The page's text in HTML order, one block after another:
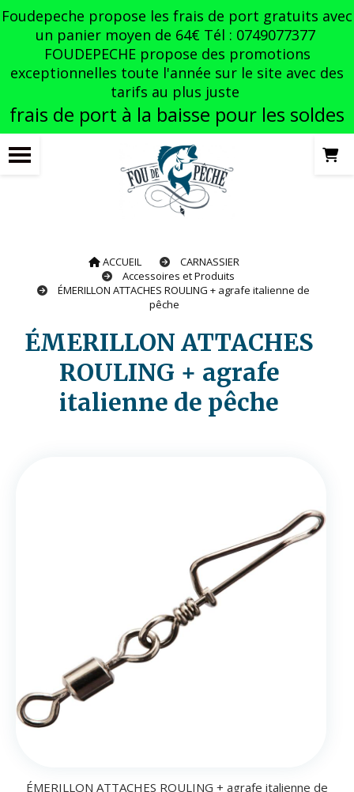
Foudepeche propose les frais de port gratuits avec
un panier moyen de 64€ Tél : 0749077377
FOUDEPECHE propose des promotions
exceptionnelles toute l'année sur le site avec des
tarifs au plus juste
frais de port à la baisse pour les soldes
ACCUEIL
CARNASSIER
Accessoires et Produits
ÉMERILLON ATTACHES ROULING + agrafe italienne de
pêche
ÉMERILLON ATTACHES
ROULING + agrafe
italienne de pêche
ÉMERILLON ATTACHES ROULING + agrafe italienne de